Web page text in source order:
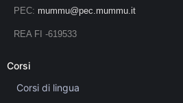
PEC: mummu@pec.mummu.it
REA FI -619533
Corsi
Corsi di lingua